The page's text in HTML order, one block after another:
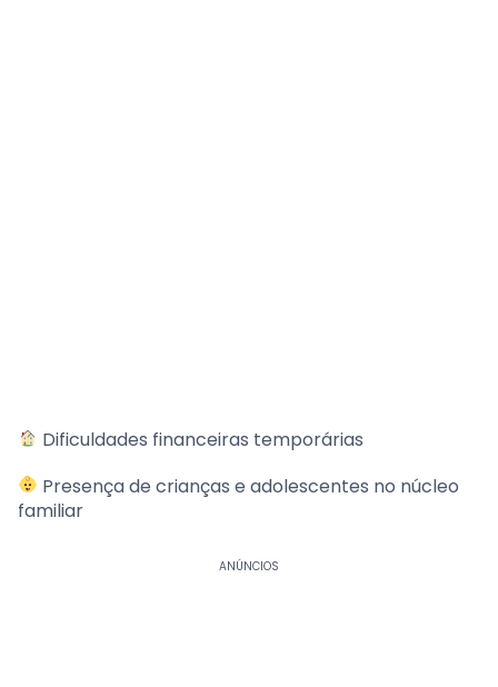
Dificuldades financeiras temporárias
Presença de crianças e adolescentes no núcleo
familiar
ANÚNCIOS